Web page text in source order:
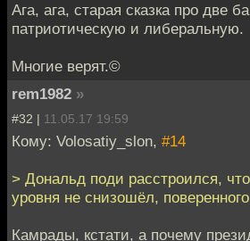
Ага, ага, старая сказка про две
патриотическую и либеральную.
Многие верят.©
rem1982 »
#32 | 11.05.17 19:59
Кому: Volosatiy_slon, #14
> Дональд поди расстроился,
уровня не снизошёл,
Камрады, кстати, а почему